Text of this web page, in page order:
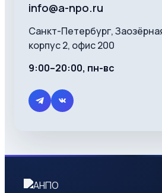
info@a-npo.ru
Санкт-Петербург,
корпус 2, офис 200
9:00–20:00, пн-вс